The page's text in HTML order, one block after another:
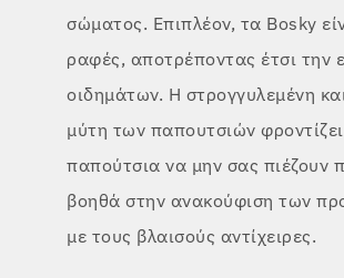
σώματος. Επιπλέον, τα Bosky
ραφές, αποτρέποντας έτσι την
οιδημάτων. Η στρογγυλεμένη
μύτη των παπουτσιών
παπούτσια να μην σας πιέζουν
βοηθά στην ανακούφιση των
με τους βλαισούς αντίχειρες.